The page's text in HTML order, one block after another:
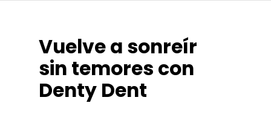
Vuelve a sonreír
sin temores con
Denty Dent